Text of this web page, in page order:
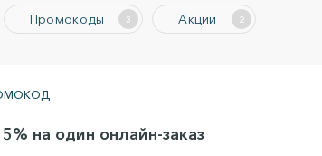
Промокоды 3 Акции 2
на один онлайн-заказ